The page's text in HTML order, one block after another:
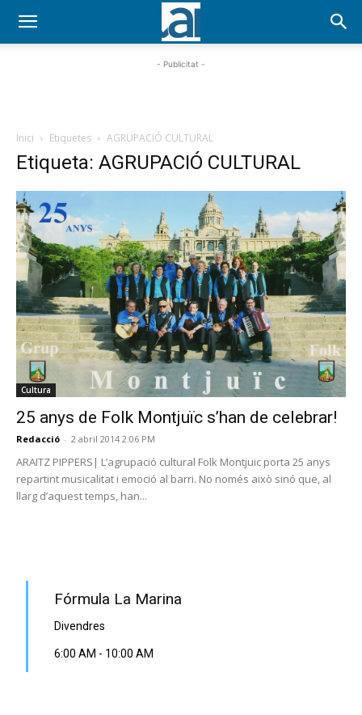
- Publicitat -
Inici Etiquetes AGRUPACIÓ CULTURAL
Etiqueta: AGRUPACIÓ CULTURAL
Cultura
25 anys de Folk Montjuïc s’han de celebrar!
Redacció - 2 abril 2014 2:06 PM
ARAITZ PIPPERS| L’agrupació cultural Folk Montjuic porta 25 anys
repartint musicalitat i emoció al barri. No només això sinó que, al
llarg d’aquest temps, han...
Fórmula La Marina
Divendres
6:00 AM - 10:00 AM